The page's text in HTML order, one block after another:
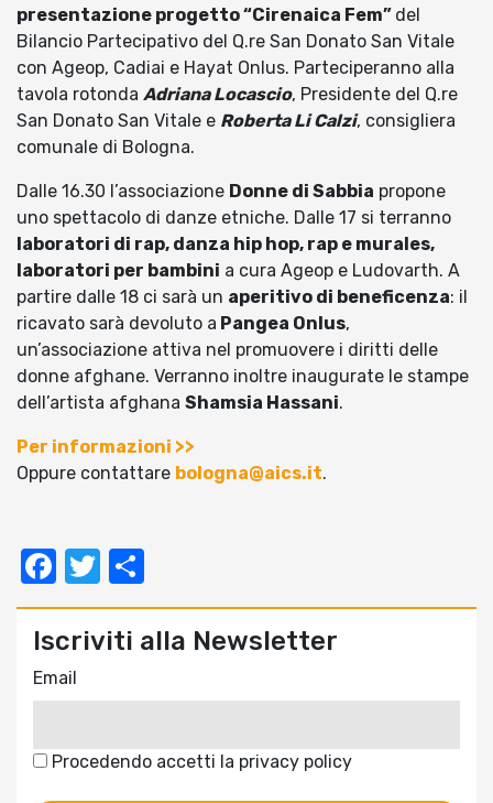
presentazione progetto “Cirenaica Fem” del
Bilancio Partecipativo del Q.re San Donato San Vitale
con Ageop, Cadiai e Hayat Onlus. Parteciperanno alla
tavola rotonda Adriana Locascio, Presidente del Q.re
San Donato San Vitale e Roberta Li Calzi, consigliera
comunale di Bologna.
Dalle 16.30 l’associazione Donne di Sabbia propone
uno spettacolo di danze etniche. Dalle 17 si terranno
laboratori di rap, danza hip hop, rap e murales,
laboratori per bambini a cura Ageop e Ludovarth. A
partire dalle 18 ci sarà un aperitivo di beneficenza: il
ricavato sarà devoluto a Pangea Onlus,
un’associazione attiva nel promuovere i diritti delle
donne afghane. Verranno inoltre inaugurate le stampe
dell’artista afghana Shamsia Hassani.
Per informazioni >>
Oppure contattare bologna@aics.it.
Facebook
Twitter
Iscriviti alla Newsletter
Email
Procedendo accetti la privacy policy